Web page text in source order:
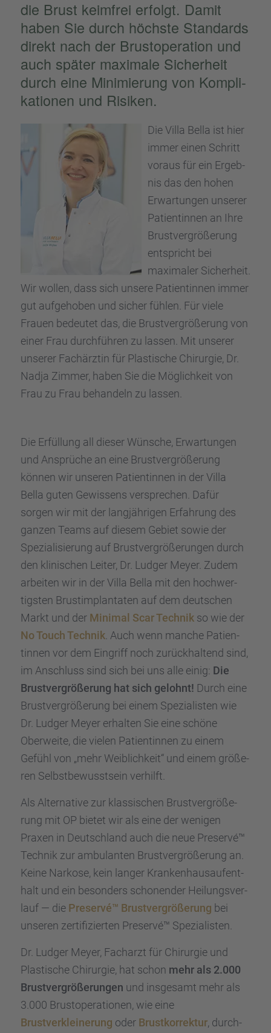
die Brust keimfrei erfolgt. Damit
haben Sie durch höchste Standards
direkt nach der Brust­ope­ra­tion und
auch später maximale Sicher­heit
durch eine Minimie­rung von Kompli­
ka­tio­nen und Risiken.
Die Villa Bella ist hier
immer einen Schritt
voraus für ein Ergeb­
nis das den hohen
Erwar­tun­gen unserer
Patien­tin­nen an Ihre
Brust­ver­grö­ße­rung
entspricht bei
maxima­ler Sicher­heit.
Wir wollen, dass sich unsere Patien­tin­nen immer
gut aufge­ho­ben und sicher fühlen. Für viele
Frauen bedeu­tet das, die Brust­ver­grö­ße­rung von
einer Frau durch­füh­ren zu lassen. Mit unserer
unserer Fachärz­tin für Plasti­sche Chirur­gie, Dr.
Nadja Zimmer, haben Sie die Möglich­keit von
Frau zu Frau behan­deln zu lassen.
Die Erfül­lung all dieser Wünsche, Erwar­tun­gen
und Ansprü­che an eine Brust­ver­grö­ße­rung
können wir unseren Patien­tin­nen in der Villa
Bella guten Gewis­sens verspre­chen. Dafür
sorgen wir mit der langjäh­ri­gen Erfah­rung des
ganzen Teams auf diesem Gebiet sowie der
Spezia­li­sie­rung auf Brust­ver­grö­ße­run­gen durch
den klini­schen Leiter, Dr. Ludger Meyer. Zudem
arbei­ten wir in der Villa Bella mit den hochwer­
tigs­ten Brust­im­plan­ta­ten auf dem deutschen
Markt und der Minimal Scar Technikso wie der
No Touch Technik. Auch wenn manche Patien­
tin­nen vor dem Eingriff noch zurück­hal­tend sind,
im Anschluss sind sich bei uns alle einig: Die
Brust­ver­grö­ße­rung hat sich gelohnt! Durch eine
Brust­ver­grö­ße­rung bei einem Spezia­lis­ten wie
Dr. Ludger Meyer erhal­ten Sie eine schöne
Oberweite, die vielen Patien­tin­nen zu einem
Gefühl von „mehr Weiblich­keit“ und einem größe­
ren Selbst­be­wusst­sein verhilft.
Als Alter­na­tive zur klassi­schen Brust­ver­grö­ße­
rung mit OP bietet wir als eine der wenigen
Praxen in Deutsch­land auch die neue Preservé™
Technik zur ambulan­ten Brust­ver­grö­ße­rung an.
Keine Narkose, kein langer Kranken­haus­auf­ent­
halt und ein beson­ders schonen­der Heilungs­ver­
lauf — die Preservé™ Brust­ver­grö­ße­rung bei
unseren zerti­fi­zier­ten Preservé™ Spezia­lis­ten.
Dr. Ludger Meyer, Facharzt für Chirur­gie und
Plasti­sche Chirur­gie, hat schon mehr als 2.000
Brust­ver­grö­ße­run­gen und insge­samt mehr als
3.000 Brust­ope­ra­tio­nen, wie eine
Brust­ver­klei­ne­rung oder Brust­kor­rek­tur, durch­